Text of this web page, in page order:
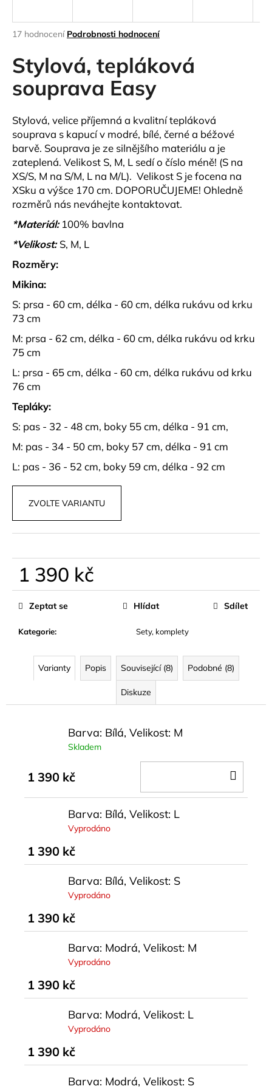
Průměrné
produktu
je
z
hvězdiček.
17 hodnocení Podrobnosti hodnocení
Stylová, tepláková
souprava Easy
Stylová, velice příjemná a kvalitní tepláková
souprava s kapucí v modré, bílé, černé a béžové
barvě. Souprava je ze silnějšího materiálu a je
zateplená. Velikost S, M, L sedí o číslo méně! (S na
XS/S, M na S/M, L na M/L). Velikost S je focena na
XSku a výšce 170 cm. DOPORUČUJEME! Ohledně
rozměrů nás neváhejte kontaktovat.
*Materiál:100% bavlna
*Velikost: S, M, L
Rozměry:
Mikina:
S: prsa - 60 cm, délka - 60 cm, délka rukávu od krku
73 cm
M: prsa - 62 cm, délka - 60 cm, délka rukávu od krku
75 cm
L: prsa - 65 cm, délka - 60 cm, délka rukávu od krku
76 cm
Tepláky:
S: pas - 32 - 48 cm, boky 55 cm, délka - 91 cm,
M: pas - 34 - 50 cm, boky 57 cm, délka - 91 cm
L: pas - 36 - 52 cm, boky 59 cm, délka - 92 cm
ZVOLTE VARIANTU
1 390 kč
Měrná
Kategorie: Sety, komplety
Zeptat se Hlídat Sdílet
Varianty Popis Související (8) Podobné (8)
Diskuze
Barva: Bílá, Velikost: M
Skladem
1 390 kč
Barva: Bílá, Velikost: L
Vyprodáno
1 390 kč
Barva: Bílá, Velikost: S
Vyprodáno
1 390 kč
Barva: Modrá, Velikost: M
Vyprodáno
1 390 kč
Barva: Modrá, Velikost: L
Vyprodáno
1 390 kč
Barva: Modrá, Velikost: S
j
t
?
HLEDAT
D
o
p
r
u
u
j
e
m
e
BÉŽOVÝ
SET
A
S
AVENZA
1
499
kč